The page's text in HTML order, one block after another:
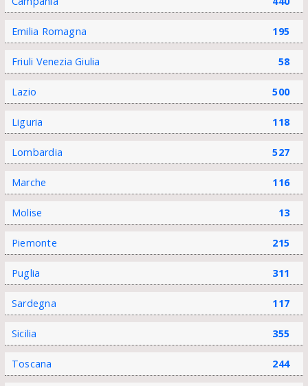
Emilia Romagna 195
Friuli Venezia Giulia 58
Lazio 500
Liguria 118
Lombardia 527
Marche 116
Molise 13
Piemonte 215
Puglia 311
Sardegna 117
Sicilia 355
Toscana 244